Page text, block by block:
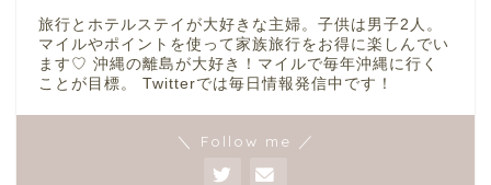
旅行とホテルステイが大好きな主婦。子供は男子2人。
マイルやポイントを使って家族旅行をお得に楽しんでい
ます♡ 沖縄の離島が大好き！マイルで毎年沖縄に行く
ことが目標。 Twitterでは毎日情報発信中です！
＼ Follow me ／